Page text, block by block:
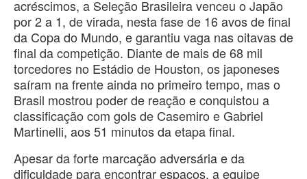
acréscimos, a Seleção Brasileira venceu o Japão
por 2 a 1, de virada, nesta fase de 16 avos de final
da Copa do Mundo, e garantiu vaga nas oitavas de
final da competição. Diante de mais de 68 mil
torcedores no Estádio de Houston, os japoneses
saíram na frente ainda no primeiro tempo, mas o
Brasil mostrou poder de reação e conquistou a
classificação com gols de Casemiro e Gabriel
Martinelli, aos 51 minutos da etapa final.
Apesar da forte marcação adversária e da
dificuldade para encontrar espaços, a equipe